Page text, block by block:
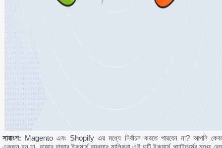
সারাংশ: Magento এবং Shopify এর মধ্যে নির্বাচন করতে পারবেন না? আপনি